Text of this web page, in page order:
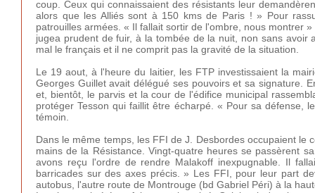
coup. Ceux qui connaissaient des résistants leur
alors que les Alliés sont à 150 kms de Paris ! » Pour
patrouilles armées. « Il fallait sortir de l'ombre, nous montrer
jugea prudent de fuir, à la tombée de la nuit, non sans avoir
mal le français et il ne comprit pas la gravité de la situation.
Le 19 aout, à l'heure du laitier, les FTP investissaient la
Georges Guillet avait délégué ses pouvoirs et sa signature.
et, bientôt, le parvis et la cour de l'édifice municipal
protéger Tesson qui faillit être écharpé. « Pour sa défense,
témoin.
Dans le même temps, les FFI de J. Desbordes occupaient
mains de la Résistance. Vingt-quatre heures se passèrent
avons reçu l'ordre de rendre Malakoff inexpugnable. Il
barricades sur des axes précis. » Les FFI, pour leur part
autobus, l'autre route de Montrouge (bd Gabriel Péri) à la